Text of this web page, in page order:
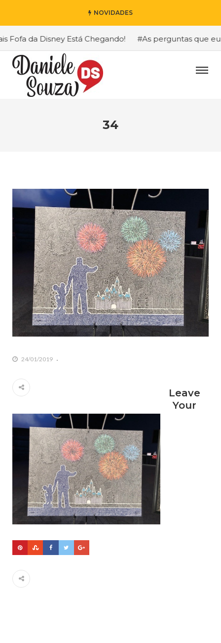
NOVIDADES
da Disney Está Chegando! #As perguntas que eu
34
24/01/2019
Leave
Your